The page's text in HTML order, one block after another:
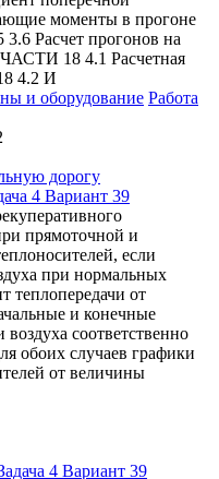
моменты в прогоне
Расчет прогонов на
18 4.1 Расчетная
4.2 И
и оборудование Работа
4 Вариант 39
прямоточной и
если
при нормальных
теплопередачи от
и конечные
соответственно
обоих случаев графики
от величины